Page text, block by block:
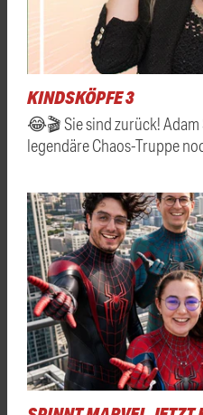
KINDSKÖPFE 3
😂🎬 Sie sind zurück!
legendäre Chaos-Truppe